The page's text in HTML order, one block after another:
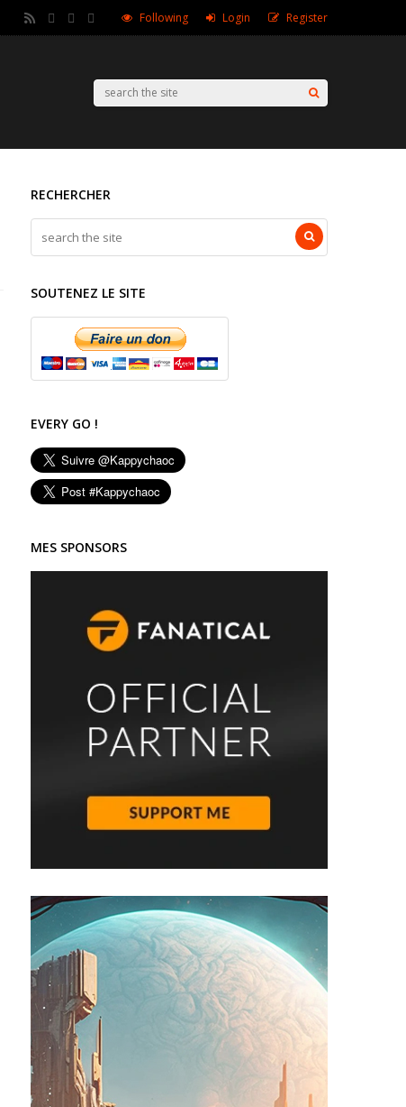
Following Login Register
RECHERCHER
SOUTENEZ LE SITE
EVERY GO !
MES SPONSORS